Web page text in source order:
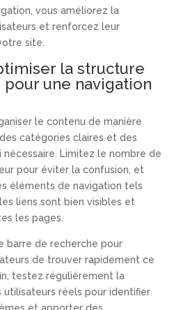
vous améliorez la
et renforcez leur
site.
la structure
une navigation
le contenu de manière
catégories claires et des
nécessaire. Limitez le nombre de
pour éviter la confusion, et
éléments de navigation tels
liens sont bien visibles et
les pages.
barre de recherche pour
de trouver rapidement ce
testez régulièrement la
utilisateurs réels pour identifier